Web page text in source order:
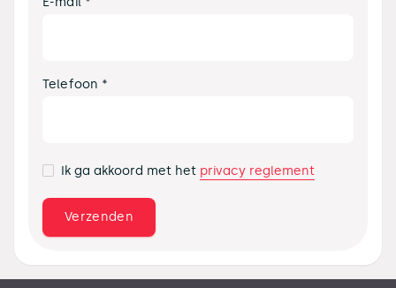
Telefoon *
Ik ga akkoord met het privacy reglement